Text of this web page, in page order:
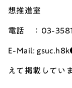
想推進室
電話 ：03-
E-Mail:
えて掲載してい